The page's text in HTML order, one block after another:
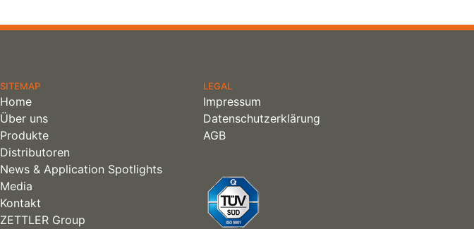
SITEMAP
Home
Über uns
Produkte
Distributoren
News & Application Spotlights
Media
Kontakt
ZETTLER Group
LEGAL
Impressum
Datenschutzerklärung
AGB